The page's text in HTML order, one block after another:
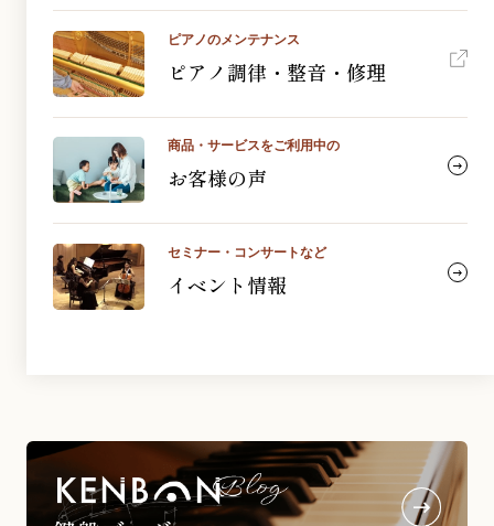
ピアノのメンテナンス
ピアノ調律・整音・修理
商品・サービスをご利用中の
お客様の声
セミナー・コンサートなど
イベント情報